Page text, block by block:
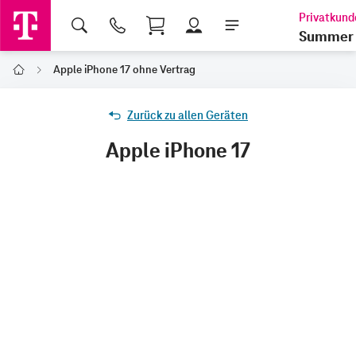
Shopping Cart
Summer
Home Apple iPhone 17 ohne Vertrag
Zurück zu allen Geräten
Apple iPhone 17